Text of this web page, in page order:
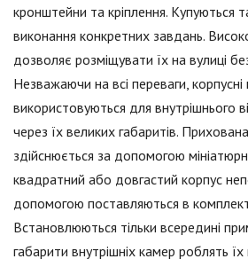
кронштейни та кріплення. Купуються
виконання конкретних завдань.
дозволяє розміщувати їх на вулиці
Незважаючи на всі переваги, корпусні
використовуються для внутрішнього
через їх великих габаритів.
здійснюється за допомогою
квадратний або довгастий корпус
допомогою поставляються в
Встановлюються тільки всередині
габарити внутрішніх камер роблять